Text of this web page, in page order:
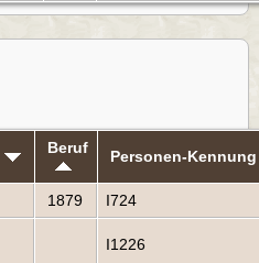
Beruf Personen-Kennung
1879 I724
I1226